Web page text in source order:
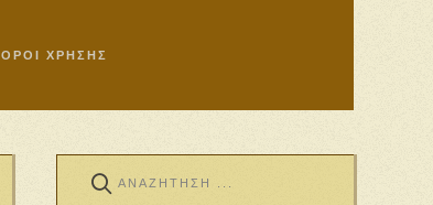
ΟΡΟΙ ΧΡΗΣΗΣ